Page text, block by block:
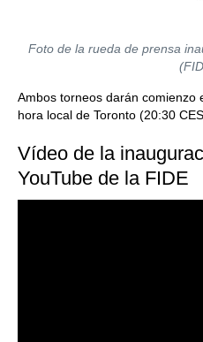
Foto de la rueda de prensa
Ambos torneos darán comienzo
hora local de Toronto (20:30
Vídeo de la
YouTube de la FIDE